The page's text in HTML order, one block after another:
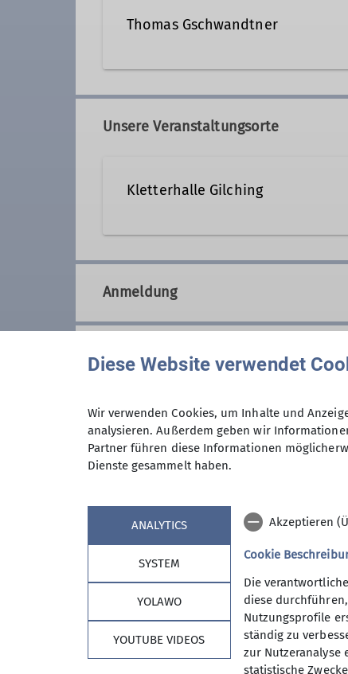
Thomas Gschwandtner
Trainer*in C Bouldern Breitensport
Unsere Veranstaltungsorte
Kletterhalle Gilching
Anmeldung
Anmeldung ab / bis
Preis
Maximale Teilnehmeranzahl
Diese Website verwendet
Wir verwenden Cookies, um Inhalte und
analysieren. Außerdem geben wir
Partner führen diese Informationen
Dienste gesammelt haben.
ANALYTICS
SYSTEM
YOLAWO
YOUTUBE VIDEOS
Akzeptieren
Cookie
Die
diese
Nutzungsprofile
ständig zu
zur Nutzeranalyse
statistische